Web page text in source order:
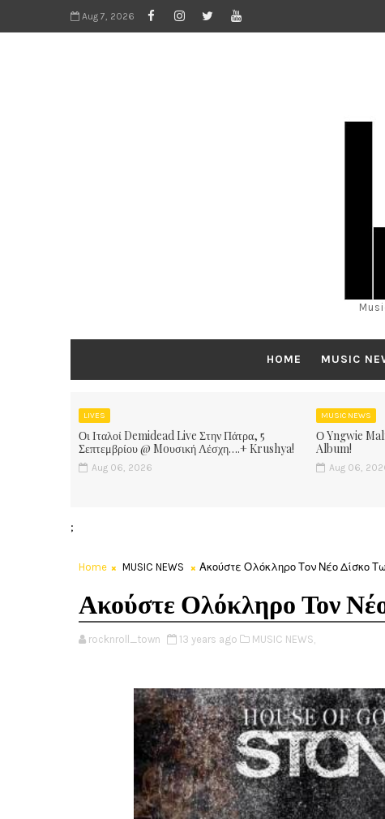
Aug 7, 2026
HOME MUSIC
LIVES
Οι Ιταλοί Demidead Live Στην Πάτρα, 5
Σεπτεμβρίου @ Moυσική Λέσχη….+ Krushya!
Aug 06, 2026
MUSIC NEWS
Ο Yngwie
Album!
Aug 06,
;
Home MUSIC NEWS Ακούστε Ολόκληρο Τον Νέο Δίσκο
Ακούστε Ολόκληρο Τον
rocknroll_town 13 years ago MUSIC NEWS,